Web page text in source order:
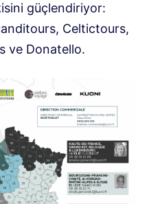
güçlendiriyor:
Celtictours,
ve Donatello.